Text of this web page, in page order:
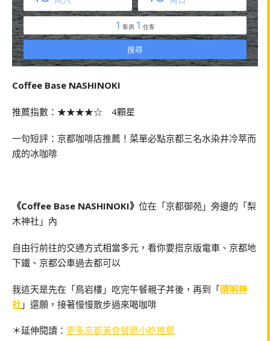
Coffee Base NASHINOKI
推薦指數：★★★★☆ 4顆星
一句短評：京都咖啡店推薦！菜單必點京都三名水染井冷萃而
成的冰咖啡
《Coffee Base NASHINOKI》 位在「京都御苑」旁邊的「梨
木神社」內
自由行前往的交通方式相當多元，看你要搭京版電車、京都地
下鐵、京都公車過去都可以
我這天是先在「鳥岩樓」吃完午餐親子丼後，再到「晴明神
社 」還願，接著慢慢散步過來喝咖啡
＊延伸閱讀： 更多京都美食餐廳小吃推薦